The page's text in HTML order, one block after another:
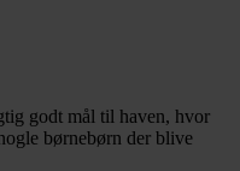
godt mål til haven, hvor
børnebørn der blive